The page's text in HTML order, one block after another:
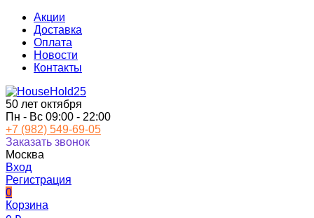
Акции
Доставка
Оплата
Новости
Контакты
50 лет октября
Пн - Вс 09:00 - 22:00
+7 (982) 549-69-05
Заказать звонок
Москва
Вход
Регистрация
0
Корзина